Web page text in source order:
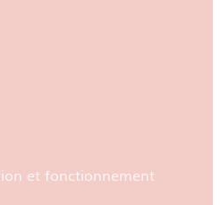
et fonctionnement